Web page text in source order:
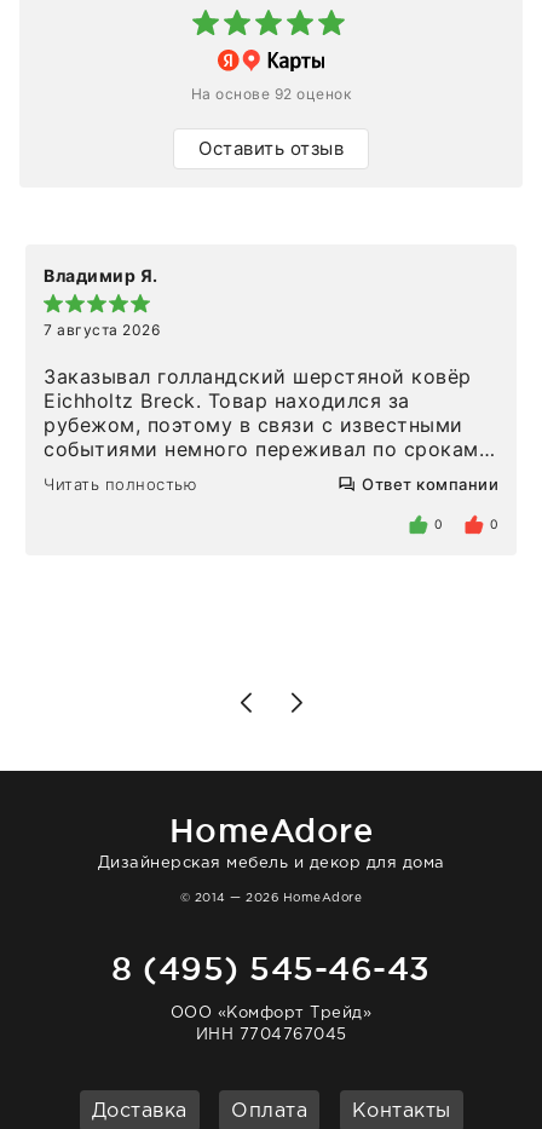
На основе 92 оценок
Оставить отзыв
Владимир Я.
7 августа 2026
Заказывал голландский шерстяной ковёр
Eichholtz Breck. Товар находился за
рубежом, поэтому в связи с известными
событиями немного переживал по срокам.
Но homeadore привезли ровно в
определенное в договоре время, без
то качество выше всяких похвал. Выглядит
Читать полностью Ответ компании
0 0
HomeAdore
Дизайнерская мебель и декор для дома
© 2014 — 2026 HomeAdore
8 (495) 545-46-43
ООО «Комфорт Трейд»
ИНН 7704767045
Доставка Оплата Контакты